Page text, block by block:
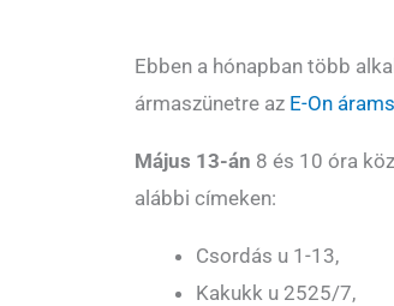
Ebben a hónapban több
ármaszünetre az E-On
Május 13-án 8 és 10 óra
alábbi címeken:
Csordás u 1-13,
Kakukk u 2525/7,